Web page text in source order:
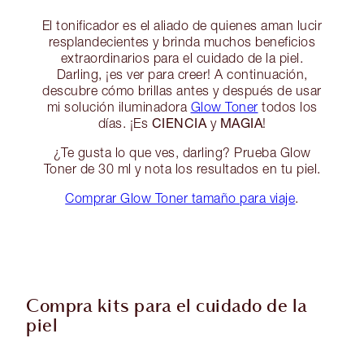
El tonificador es el aliado de quienes aman lucir
resplandecientes y brinda muchos beneficios
extraordinarios para el cuidado de la piel.
Darling, ¡es ver para creer! A continuación,
descubre cómo brillas antes y después de usar
mi solución iluminadora Glow Toner todos los
días. ¡Es CIENCIA y MAGIA!
¿Te gusta lo que ves, darling? Prueba Glow
Toner de 30 ml y nota los resultados en tu piel.
Comprar Glow Toner tamaño para viaje.
Compra kits para el cuidado de la
piel